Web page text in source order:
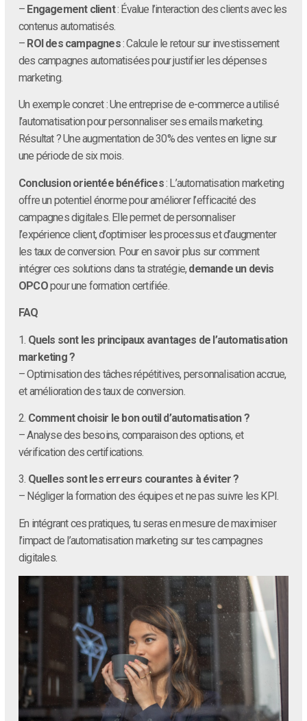
– Engagement client: Évalue l’interaction des clients avec les
contenus automatisés.
– ROI des campagnes: Calcule le retour sur investissement
des campagnes automatisées pour justifier les dépenses
marketing.
Un exemple concret : Une entreprise de e-commerce a utilisé
l’automatisation pour personnaliser ses emails marketing.
Résultat ? Une augmentation de 30% des ventes en ligne sur
une période de six mois.
Conclusion orientée bénéfices: L’automatisation marketing
offre un potentiel énorme pour améliorer l’efficacité des
campagnes digitales. Elle permet de personnaliser
l’expérience client, d’optimiser les processus et d’augmenter
les taux de conversion. Pour en savoir plus sur comment
intégrer ces solutions dans ta stratégie, demande un devis
OPCOpour une formation certifiée.
FAQ
1. Quels sont les principaux avantages de l’automatisation
marketing ?
– Optimisation des tâches répétitives, personnalisation accrue,
et amélioration des taux de conversion.
2. Comment choisir le bon outil d’automatisation ?
– Analyse des besoins, comparaison des options, et
vérification des certifications.
3. Quelles sont les erreurs courantes à éviter ?
– Négliger la formation des équipes et ne pas suivre les KPI.
En intégrant ces pratiques, tu seras en mesure de maximiser
l’impact de l’automatisation marketing sur tes campagnes
digitales.